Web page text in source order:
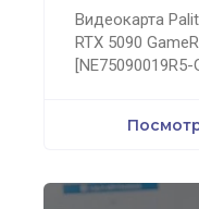
Видеокарта
RTX 5090
[NE75090019R5-